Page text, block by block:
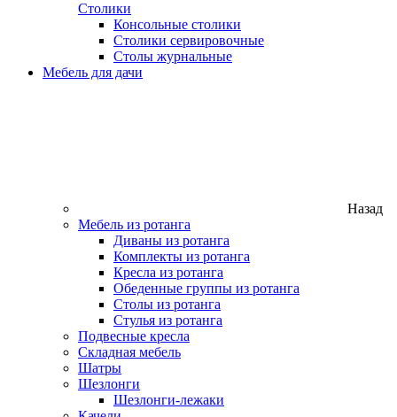
Столики
Консольные столики
Столики сервировочные
Столы журнальные
Мебель для дачи
Назад
Мебель из ротанга
Диваны из ротанга
Комплекты из ротанга
Кресла из ротанга
Обеденные группы из ротанга
Столы из ротанга
Стулья из ротанга
Подвесные кресла
Складная мебель
Шатры
Шезлонги
Шезлонги-лежаки